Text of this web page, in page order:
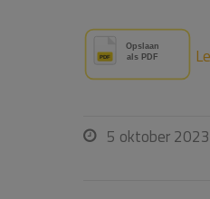
 5 oktober 2023